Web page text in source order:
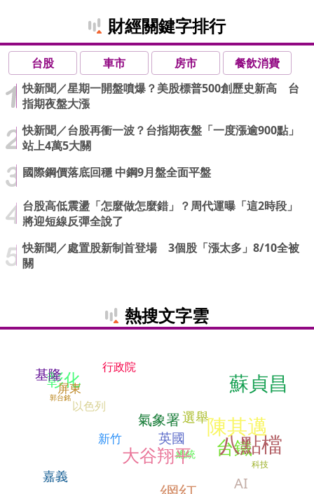
財經關鍵字排行
台股 車市 房市
餐飲消費
快新聞／星期一開盤噴爆？美股標普500創歷史新高 台
指期夜盤大漲
快新聞／台股再衝一波？台指期夜盤「一度漲逾900點」
站上4萬5大關
國際鋼價落底回穩 中鋼9月盤全面平盤
台股高低震盪「怎麼做怎麼錯」？周代運曝「這2時段」
將迎短線反彈全說了
快新聞／處置股新制首登場 3個股「漲太多」8/10全被
關
熱搜文字雲
彰化
總統
蘇貞昌
台鐵
大谷翔平
屏東
基隆 行政院
新竹
科技
八點檔
以色列
嘉義
陳其邁
氣象署
郭台銘
AI
英國
選舉